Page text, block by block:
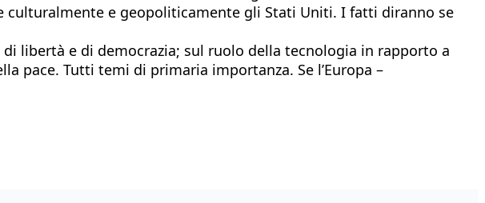
culturalmente e geopoliticamente gli Stati Uniti. I fatti diranno se
libertà e di democrazia; sul ruolo della tecnologia in rapporto a
Tutti temi di primaria importanza. Se l’Europa –